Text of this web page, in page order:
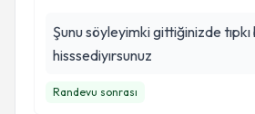
Şunu söyleyimki gittiğinizde
hisssediyırsunuz
Randevu sonrası